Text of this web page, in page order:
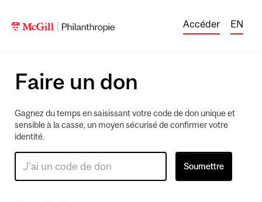
Accéder EN
Faire un don
Gagnez du temps en saisissant votre code de don unique et
sensible à la casse, un moyen sécurisé de confirmer votre
identité.